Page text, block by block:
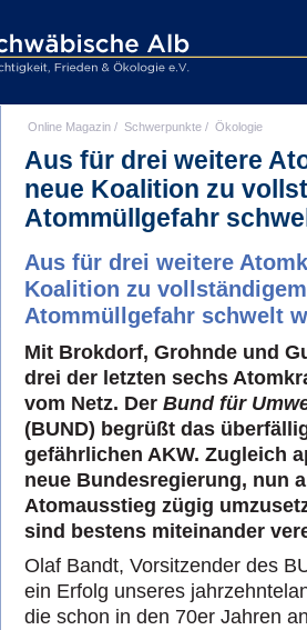
Online Magazin / Schwerpunkte / Ökologie
Aus für drei weitere
neue Koalition zu
Atommüllgefahr
Aus für drei weitere
Koalition zu
Atommüllgefahr schwelt
Mit Brokdorf, Grohnde und
drei der letzten sechs
vom Netz. Der Bund für
(BUND) begrüßt das
gefährlichen AKW. Zugleich
neue Bundesregierung, nun
Atomausstieg zügig
sind bestens miteinander
Olaf Bandt, Vorsitzender des
ein Erfolg unseres
die schon in den 70er Jahren